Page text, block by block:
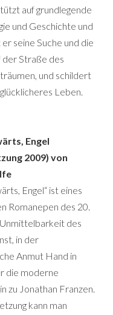
auf grundlegende
und Geschichte und
seine Suche und die
der Straße des
und schildert
Leben.
Engel
2009) von
Engel“ ist eines
Romanepen des 20.
des
in der
Anmut Hand in
die moderne
zu Jonathan Franzen.
kann man